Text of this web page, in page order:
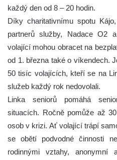
každý den od 8 – 20 hodin.
Díky charitativnímu spotu
partnerů služby, Nadace O2
volající mohou obracet na
od 1. března také o víkendech.
50 tisíc volajících, kteří se na
služeb každý rok nedovolali.
Linka seniorů pomáhá
situacích. Ročně pomůže až
osob v krizi. Ať volající trápí
se obětí podvodné činnosti
rodinnými vztahy,